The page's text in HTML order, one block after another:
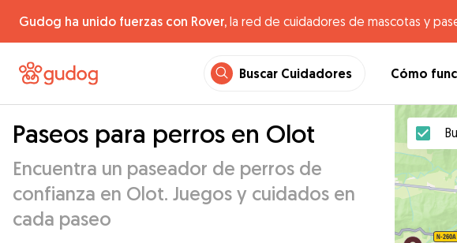
Gudog ha unido fuerzas con Rover, la red de cuidadores de mascotas y
Buscar Cuidadores Cómo
Paseos para perros en Olot
Encuentra un paseador de perros de
confianza en Olot. Juegos y cuidados en
cada paseo